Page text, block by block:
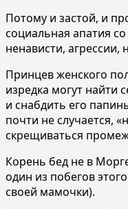
Потому и застой, и
социальная апатия
ненависти, агрессии,
Принцев женского
изредка могут найти
и снабдить его
почти не случается,
скрещиваться
Корень бед не в
один из побегов
своей мамочки).